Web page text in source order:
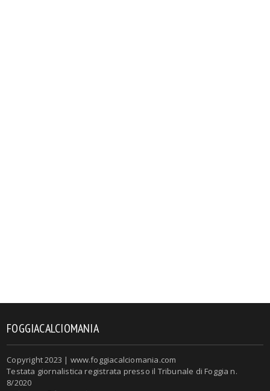
FOGGIACALCIOMANIA
Copyright 2023 | www.foggiacalciomania.com
Testata giornalistica registrata presso il Tribunale di Foggia n.
8/2020